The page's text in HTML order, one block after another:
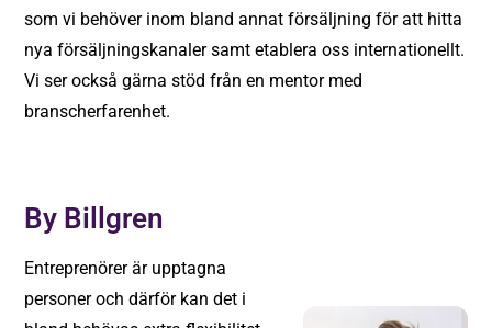
som vi behöver inom bland annat försäljning för att hitta
nya försäljningskanaler samt etablera oss internationellt.
Vi ser också gärna stöd från en mentor med
branscherfarenhet.
By Billgren
Entreprenörer är upptagna
personer och därför kan det i